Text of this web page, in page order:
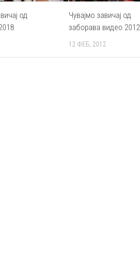
од
Чувајмо завичај од
заборава видео 2012
12 ФЕБ, 2012